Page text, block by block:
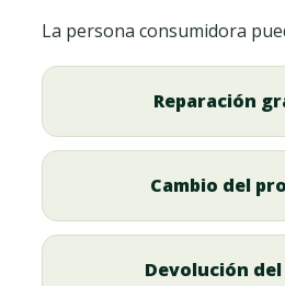
La persona consumidora
Reparación
Cambio del
Devolución